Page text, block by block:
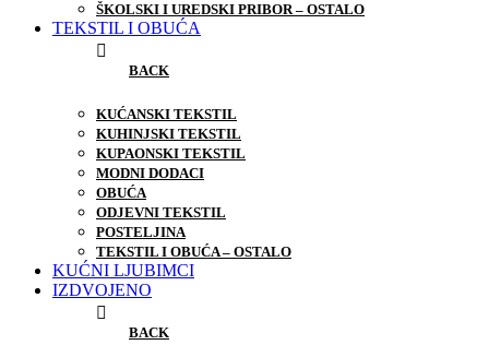
ŠKOLSKI I UREDSKI PRIBOR – OSTALO
TEKSTIL I OBUĆA
BACK
KUĆANSKI TEKSTIL
KUHINJSKI TEKSTIL
KUPAONSKI TEKSTIL
MODNI DODACI
OBUĆA
ODJEVNI TEKSTIL
POSTELJINA
TEKSTIL I OBUĆA – OSTALO
KUĆNI LJUBIMCI
IZDVOJENO
BACK